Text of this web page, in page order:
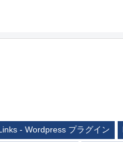
- Wordpress プラグイン